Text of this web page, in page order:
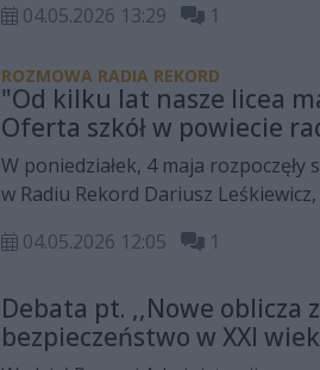
04.05.2026 13:29 1
ROZMOWA RADIA REKORD
"Od kilku lat nasze licea
Oferta szkół w powiecie
W poniedziałek, 4 maja
w Radiu Rekord Dariusz
ponadpodstawowych, ofercie
poziomie.
04.05.2026 12:05 1
Debata pt. ,,Nowe oblicza
bezpieczeństwo w XXI